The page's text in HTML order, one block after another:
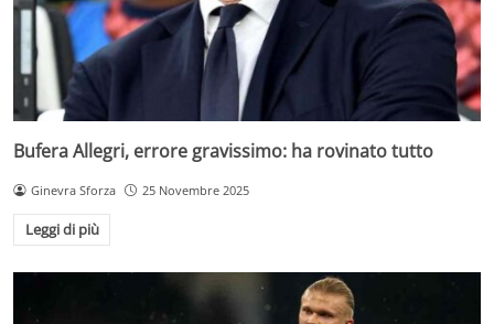
Bufera Allegri, errore gravissimo: ha rovinato tutto
Ginevra Sforza 25 Novembre 2025
Leggi di più